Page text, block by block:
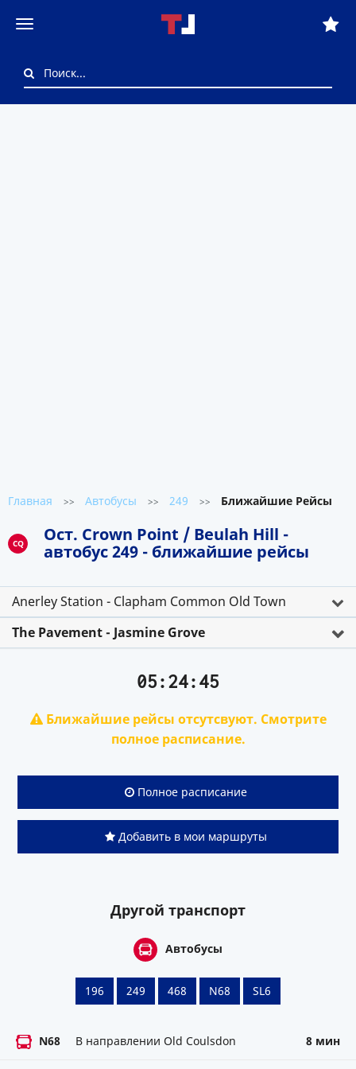
Главная >> Автобусы >> 249 >> Ближайшие Рейсы
CQ
Ост. Crown Point / Beulah Hill -
автобус 249 - ближайшие рейсы
Anerley Station - Clapham Common Old Town
The Pavement - Jasmine Grove
05:24:45
Ближайшие рейсы отсутсвуют. Смотрите
полное расписание.
Полное расписание
Добавить в мои маршруты
Другой транспорт
Автобусы
196 249 468 N68 SL6
N68 В направлении Old Coulsdon 8 мин